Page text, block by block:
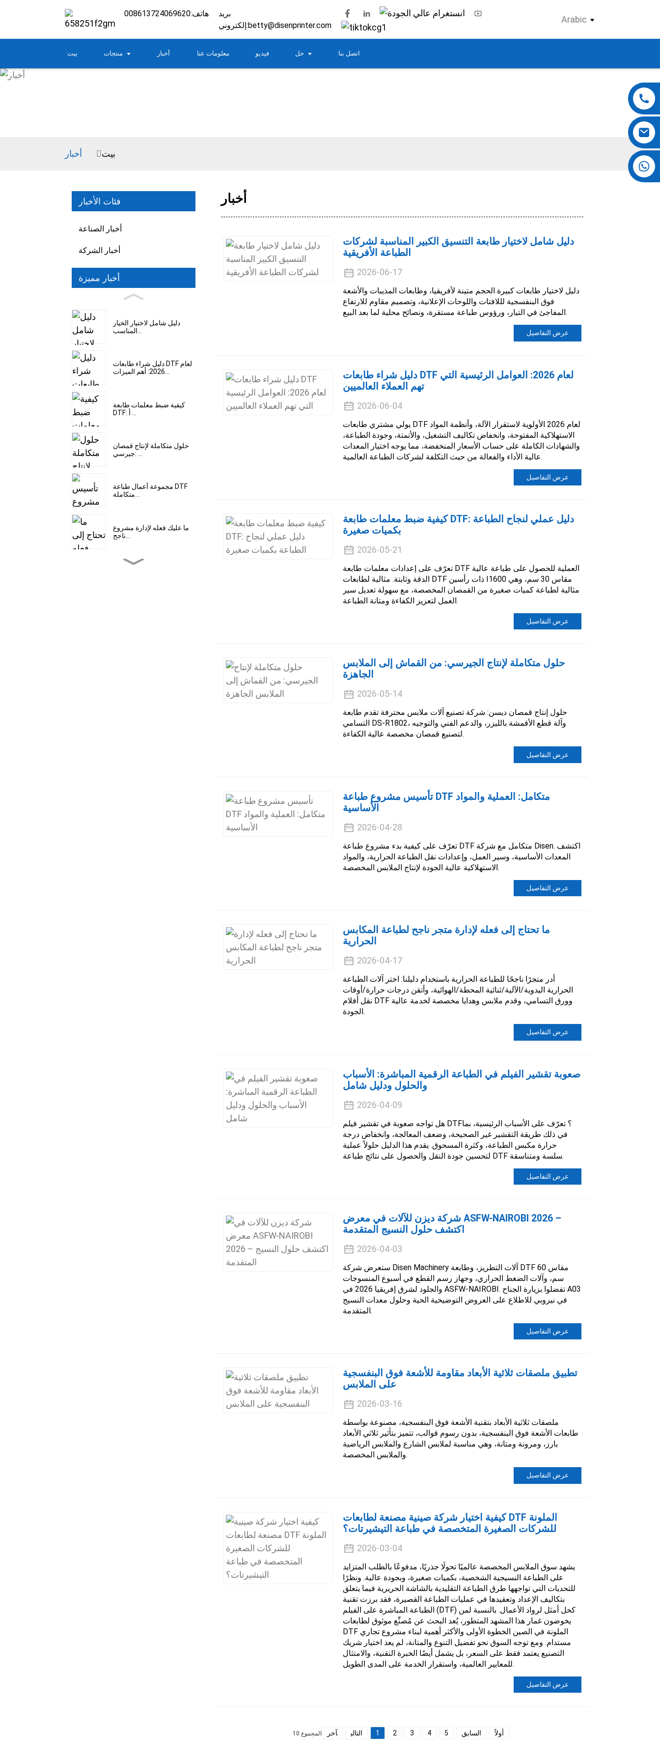
هاتف:008613724069620
بريد
إلكتروني:betty@disenprinter.com
Arabic
بيت منتجات أخبار معلومات عنا فيديو حل اتصل بنا
بيت أخبار
فئات الأخبار
أخبار الصناعة
أخبار الشركة
أخبار مميزة
دليل شامل لاختيار الخيار
دليل شراء طابعات DTF لعام
2026: أهم الميزات...
كيفية ضبط معلمات طابعة
حلول متكاملة لإنتاج قمصان
جيرسي: ...
مجموعة أعمال طباعة DTF
متكاملة...
ما عليك فعله لإدارة مشروع
أخبار
دليل شامل لاختيار طابعة التنسيق الكبير المناسبة لشركات
الطباعة الأفريقية
2026-06-17
دليل لاختيار طابعات كبيرة الحجم متينة لأفريقيا، وطابعات المذيبات والأشعة
فوق البنفسجية لللافتات واللوحات الإعلانية، وتصميم مقاوم للارتفاع
المفاجئ في التيار، ورؤوس طباعة مستقرة، ونصائح محلية لما بعد البيع.
عرض التفاصيل
دليل شراء طابعات DTF لعام 2026: العوامل الرئيسية التي
تهم العملاء العالميين
2026-06-04
يولي مشتري طابعات DTF لعام 2026 الأولوية لاستقرار الآلة، وأنظمة المواد
الاستهلاكية المفتوحة، وانخفاض تكاليف التشغيل، والأتمتة، وجودة الطباعة،
والشهادات الكاملة على حساب الأسعار المنخفضة، مما يوجه اختيار المعدات
عالية الأداء والفعالة من حيث التكلفة لشركات الطباعة العالمية.
عرض التفاصيل
كيفية ضبط معلمات طابعة DTF: دليل عملي لنجاح الطباعة
بكميات صغيرة
2026-05-21
تعرّف على إعدادات معلمات طابعة DTF العملية للحصول على طباعة عالية
الدقة وثابتة. مثالية لطابعات DTF ذات رأسين I1600 مقاس 30 سم، وهي
مثالية لطباعة كميات صغيرة من القمصان المخصصة، مع سهولة تعديل سير
العمل لتعزيز الكفاءة ومتانة الطباعة.
عرض التفاصيل
حلول متكاملة لإنتاج الجيرسي: من القماش إلى الملابس
الجاهزة
2026-05-14
حلول إنتاج قمصان ديسن: شركة تصنيع آلات ملابس محترفة تقدم طابعة
التسامي DS-R1802، وآلة قطع الأقمشة بالليزر، والدعم الفني والتوجيه
لتصنيع قمصان مخصصة عالية الكفاءة.
عرض التفاصيل
تأسيس مشروع طباعة DTF متكامل: العملية والمواد
الأساسية
2026-04-28
تعرّف على كيفية بدء مشروع طباعة DTF متكامل مع شركة Disen. اكتشف
المعدات الأساسية، وسير العمل، وإعدادات نقل الطباعة الحرارية، والمواد
الاستهلاكية عالية الجودة لإنتاج الملابس المخصصة.
عرض التفاصيل
ما تحتاج إلى فعله لإدارة متجر ناجح لطباعة المكابس
الحرارية
2026-04-17
أدر متجرًا ناجحًا للطباعة الحرارية باستخدام دليلنا: اختر آلات الطباعة
الحرارية اليدوية/الآلية/ثنائية المحطة/الهوائية، وأتقن درجات حرارة/أوقات
نقل أفلام DTF وورق التسامي، وقدم ملابس وهدايا مخصصة لخدمة عالية
الجودة.
عرض التفاصيل
صعوبة تقشير الفيلم في الطباعة الرقمية المباشرة: الأسباب
والحلول ودليل شامل
2026-04-09
هل تواجه صعوبة في تقشير فيلم DTF؟ تعرّف على الأسباب الرئيسية، بما
في ذلك طريقة التقشير غير الصحيحة، وضعف المعالجة، وانخفاض درجة
حرارة مكبس الطباعة، وكثرة المسحوق. يقدم هذا الدليل حلولاً عملية
لتحسين جودة النقل والحصول على نتائج طباعة DTF سلسة ومتناسقة.
عرض التفاصيل
شركة ديزن للآلات في معرض ASFW-NAIROBI 2026 –
اكتشف حلول النسيج المتقدمة
2026-04-03
ستعرض شركة Disen Machinery آلات التطريز، وطابعة DTF مقاس 60
سم، وآلات الضغط الحراري، وجهاز رسم القطع في أسبوع المنسوجات
والجلود لشرق إفريقيا 2026 في ASFW-NAIROBI. تفضلوا بزيارة الجناح A03
في نيروبي للاطلاع على العروض التوضيحية الحية وحلول معدات النسيج
المتقدمة.
عرض التفاصيل
تطبيق ملصقات ثلاثية الأبعاد مقاومة للأشعة فوق البنفسجية
على الملابس
2026-03-16
ملصقات ثلاثية الأبعاد بتقنية الأشعة فوق البنفسجية، مصنوعة بواسطة
طابعات الأشعة فوق البنفسجية، بدون رسوم قوالب، تتميز بتأثير ثلاثي الأبعاد
بارز، ومرونة ومتانة، وهي مناسبة لملابس الشارع والملابس الرياضية
والملابس المخصصة.
عرض التفاصيل
كيفية اختيار شركة صينية مصنعة لطابعات DTF الملونة
للشركات الصغيرة المتخصصة في طباعة التيشيرتات؟
2026-03-04
يشهد سوق الملابس المخصصة عالميًا تحولًا جذريًا، مدفوعًا بالطلب المتزايد
على الطباعة النسيجية الشخصية، بكميات صغيرة، وبجودة عالية. ونظرًا
للتحديات التي تواجهها طرق الطباعة التقليدية بالشاشة الحريرية فيما يتعلق
بتكاليف الإعداد وتعقيدها في عمليات الطباعة القصيرة، فقد برزت تقنية
الطباعة المباشرة على الفيلم (DTF) كحل أمثل لرواد الأعمال. بالنسبة لمن
يخوضون غمار هذا المشهد المتطور، يُعد البحث عن مُصنِّع موثوق لطابعات
DTF الملونة في الصين الخطوة الأولى والأكثر أهمية لبناء مشروع تجاري
مستدام. ومع توجه السوق نحو تفضيل التنوع والمتانة، لم يعد اختيار شريك
التصنيع يعتمد فقط على السعر، بل يشمل أيضًا الخبرة التقنية، والامتثال
للمعايير العالمية، واستقرار الخدمة على المدى الطويل.
عرض التفاصيل
أولاً السابق 1 2 3 4 5 التالي آخر المجموع 10